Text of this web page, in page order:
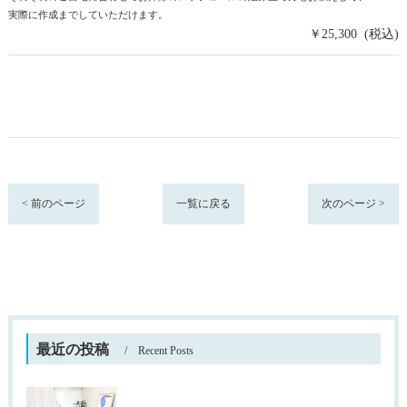
実際に作成までしていただけます。
￥25,300 (税込)
< 前のページ 一覧に戻る 次のページ >
最近の投稿 Recent Posts